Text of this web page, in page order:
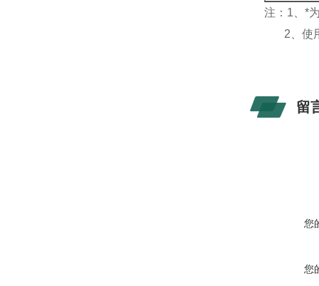
注：1、*
2、使用
留
您
您